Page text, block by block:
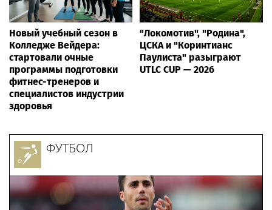
Новый учебный сезон в
Колледже Вейдера:
стартовали очные
программы подготовки
фитнес-тренеров и
специалистов индустрии
здоровья
"Локомотив", "Родина",
ЦСКА и "Коринтианс
Паулиста" разыграют
UTLC CUP — 2026
ФУТБОЛ